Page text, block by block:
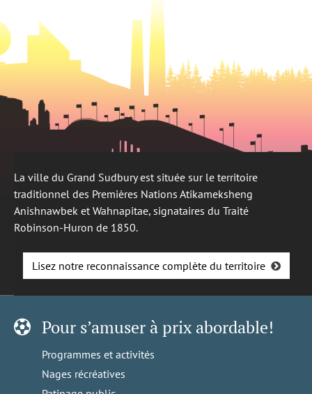
La ville du Grand Sudbury est située sur le territoire
traditionnel des Premières Nations Atikameksheng
Anishnawbek et Wahnapitae, signataires du Traité
Robinson-Huron de 1850.
Lisez notre reconnaissance complète du territoire
Pour s’amuser à prix abordable!
Programmes et activités
Nages récréatives